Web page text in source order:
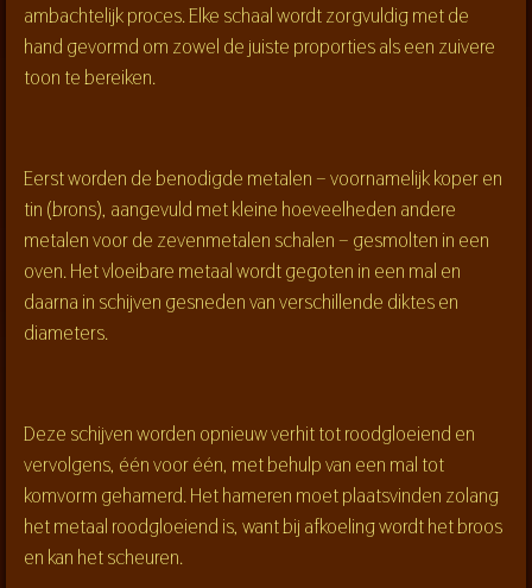
ambachtelijk proces. Elke schaal wordt zorgvuldig met de
hand gevormd om zowel de juiste proporties als een zuivere
toon te bereiken.
Eerst worden de benodigde metalen – voornamelijk koper en
tin (brons), aangevuld met kleine hoeveelheden andere
metalen voor de zevenmetalen schalen – gesmolten in een
oven. Het vloeibare metaal wordt gegoten in een mal en
daarna in schijven gesneden van verschillende diktes en
diameters.
Deze schijven worden opnieuw verhit tot roodgloeiend en
vervolgens, één voor één, met behulp van een mal tot
komvorm gehamerd. Het hameren moet plaatsvinden zolang
het metaal roodgloeiend is, want bij afkoeling wordt het broos
en kan het scheuren.